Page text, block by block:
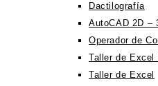
Dactilografía
AutoCAD 2D –
Operador de
Taller de Excel
Taller de Excel